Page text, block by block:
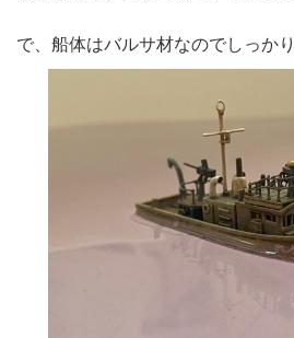
で、船体はバルサ材なのでしっか